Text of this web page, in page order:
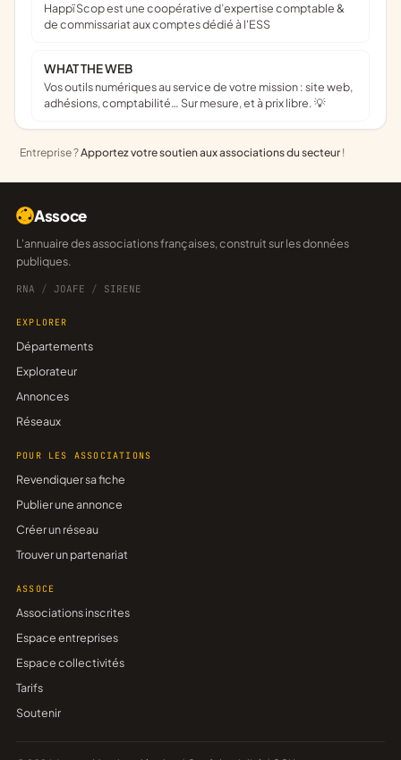
Happï Scop est une coopérative d’expertise comptable &
de commissariat aux comptes dédié à l'ESS
WHAT THE WEB
Vos outils numériques au service de votre mission : site web,
adhésions, comptabilité… Sur mesure, et à prix libre. 💡
Entreprise ?Apportez votre soutien aux associations du secteur !
Assoce
L'annuaire des associations françaises, construit sur les données
publiques.
RNA / JOAFE / SIRENE
EXPLORER
Départements
Explorateur
Annonces
Réseaux
POUR LES ASSOCIATIONS
Revendiquer sa fiche
Publier une annonce
Créer un réseau
Trouver un partenariat
ASSOCE
Associations inscrites
Espace entreprises
Espace collectivités
Tarifs
Soutenir